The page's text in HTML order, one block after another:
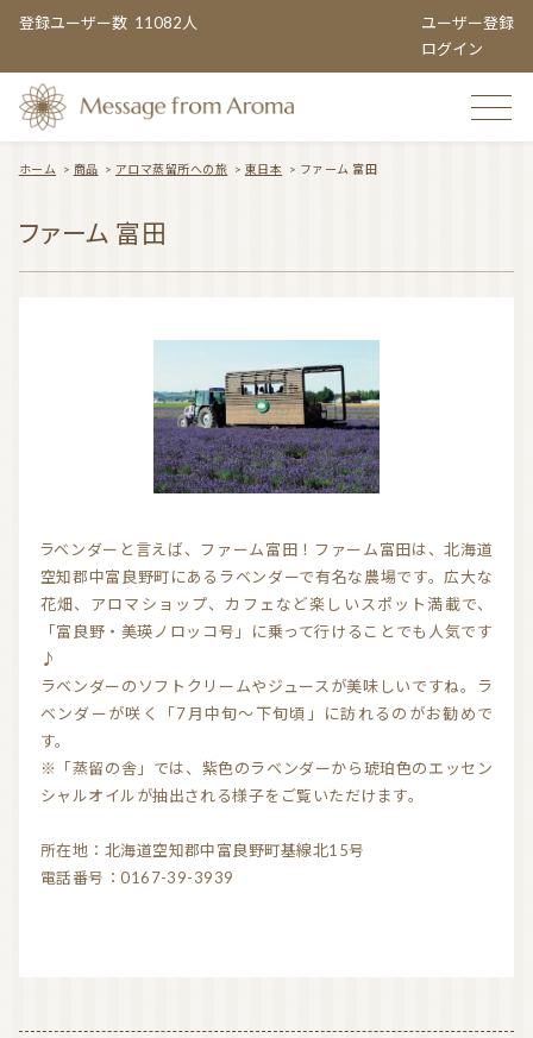
登録ユーザー数 11082人
ユーザー登録
ログイン
TOPIC CATEGORY
気持ちを切り替えるアロマ 天然の香り－アロマテラピー
精油（エッセンシャルオイル） 和精油（国産精油）
アロマ日常使い
アロマレシピ オーガニックコスメ
おすすめアロマコラム
新規顧客の獲得（法人会員様へ）
ホーム > 商品 > アロマ蒸留所への旅 > 東日本 > ファーム 富田
ファーム 富田
ラベンダーと言えば、ファーム富田！ファーム富田は、北海道
空知郡中富良野町にあるラベンダーで有名な農場です。広大な
花畑、アロマショップ、カフェなど楽しいスポット満載で、
「富良野・美瑛ノロッコ号」に乗って行けることでも人気です
♪
ラベンダーのソフトクリームやジュースが美味しいですね。ラ
ベンダーが咲く「7月中旬～下旬頃」に訪れるのがお勧めで
す。
※「蒸留の舎」では、紫色のラベンダーから琥珀色のエッセン
シャルオイルが抽出される様子をご覧いただけます。
所在地：北海道空知郡中富良野町基線北15号
電話番号：0167-39-3939